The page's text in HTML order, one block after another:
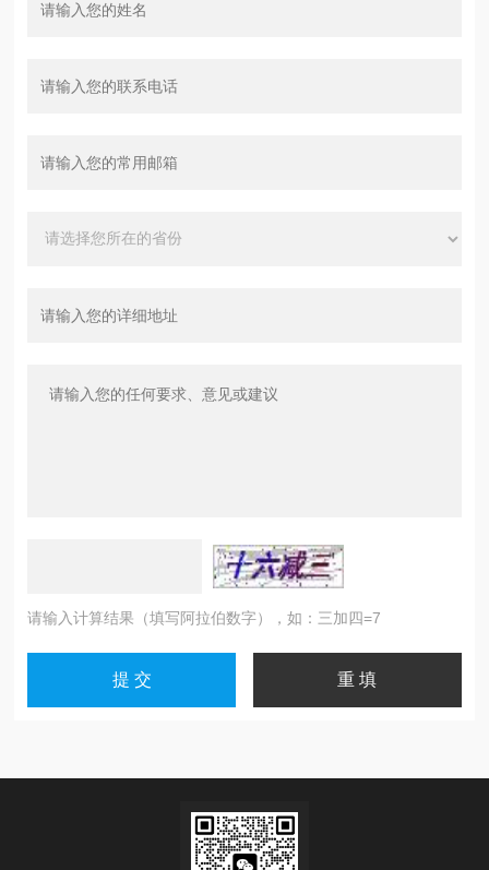
请输入计算结果（填写阿拉伯数字），如：三加四=7